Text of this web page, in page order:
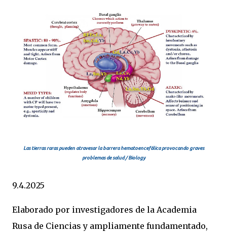
Las tierras raras pueden atravesar la barrera hematoencefálica provocando graves
problemas de salud / Biology
9.4.2025
Elaborado por investigadores de la Academia
Rusa de Ciencias y ampliamente fundamentado,